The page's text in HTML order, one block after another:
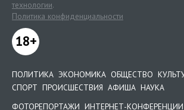
технологии.
Политика конфиденциальности
18+
ПОЛИТИКА ЭКОНОМИКА ОБЩЕСТВО
СПОРТ ПРОИСШЕСТВИЯ АФИША НАУКА
ФОТОРЕПОРТАЖИ ИНТЕРНЕТ-КОНФЕРЕНЦИИ